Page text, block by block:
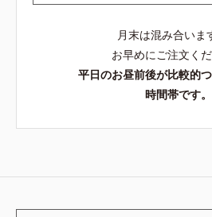
月末は混み合いま
お早めにご注文くだ
平日のお昼前後が比較的
時間帯です。